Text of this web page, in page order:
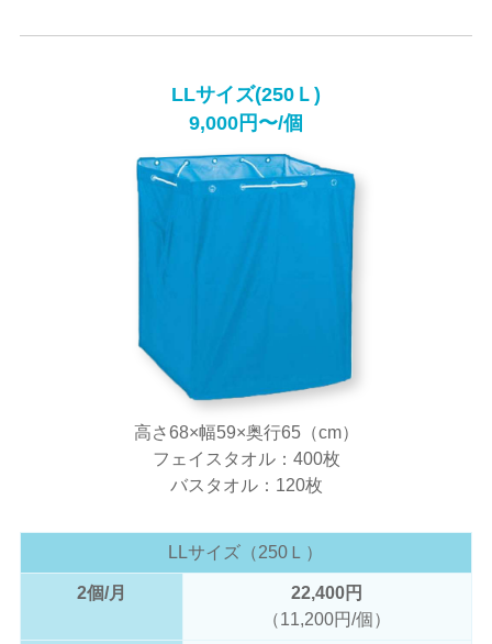
LLサイズ(250Ｌ)
9,000円〜/個
高さ68×幅59×奥行65（cm）
フェイスタオル：400枚
バスタオル：120枚
LLサイズ（250Ｌ）
2個/月
22,400円
（11,200円/個）